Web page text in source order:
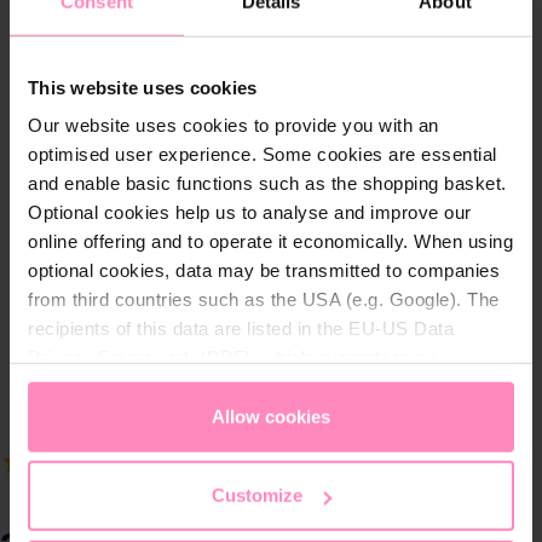
This website uses cookies
Our website uses cookies to provide you with an
optimised user experience. Some cookies are essential
and enable basic functions such as the shopping basket.
Optional cookies help us to analyse and improve our
online offering and to operate it economically. When using
optional cookies, data may be transmitted to companies
from third countries such as the USA (e.g. Google). The
recipients of this data are listed in the EU-US Data
appropriate level of data protection. You canaccept all
only allow necessary cookies
access and change your chosen setting at any time in
Allow cookies
Customize
15produktanmeldelser